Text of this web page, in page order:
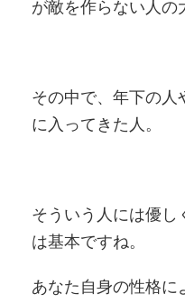
が敵を作らない人の
その中で、年下の人
に入ってきた人。
そういう人には優し
は基本ですね。
あなた自身の性格に